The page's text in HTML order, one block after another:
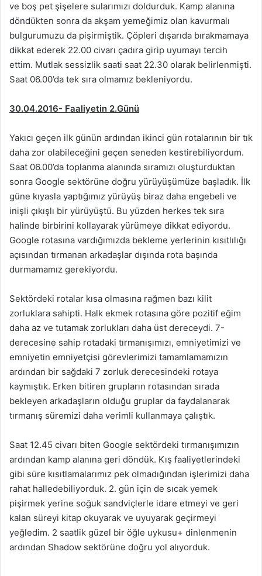
ve boş pet şişelere sularımızı doldurduk. Kamp alanına
döndükten sonra da akşam yemeğimiz olan kavurmalı
bulgurumuzu da pişirmiştik. Çöpleri dışarıda bırakmamaya
dikkat ederek 22.00 civarı çadıra girip uyumayı tercih
ettim. Mutlak sessizlik saati saat 22.30 olarak belirlenmişti.
Saat 06.00’da tek sıra olmamız bekleniyordu.
30.04.2016- Faaliyetin 2.Günü
Yakıcı geçen ilk günün ardından ikinci gün rotalarının bir tık
daha zor olabileceğini geçen seneden kestirebiliyordum.
Saat 06.00’da toplanma alanında sıramızı oluşturduktan
sonra Google sektörüne doğru yürüyüşümüze başladık. İlk
güne kıyasla yaptığımız yürüyüş biraz daha engebeli ve
inişli çıkışlı bir yürüyüştü. Bu yüzden herkes tek sıra
halinde birbirini kollayarak yürümeye dikkat ediyordu.
Google rotasına vardığımızda bekleme yerlerinin kısıtlılığı
açısından tırmanan arkadaşlar dışında rota başında
durmamamız gerekiyordu.
Sektördeki rotalar kısa olmasına rağmen bazı kilit
zorluklara sahipti. Halk ekmek rotasına göre pozitif eğim
daha az ve tutamak zorlukları daha üst dereceydi. 7-
derecesine sahip rotadaki tırmanışımızı, emniyetimizi ve
emniyetin emniyetçisi görevlerimizi tamamlamamızın
ardından bir sağdaki 7 zorluk derecesindeki rotaya
kaymıştık. Erken bitiren grupların rotasından sırada
bekleyen arkadaşların olduğu gruplar da faydalanarak
tırmanış süremizi daha verimli kullanmaya çalıştık.
Saat 12.45 civarı biten Google sektördeki tırmanışımızın
ardından kamp alanına geri döndük. Kış faaliyetlerindeki
gibi süre kısıtlamalarımız pek olmadığından işlerimizi daha
rahat halledebiliyorduk. 2. gün için de sıcak yemek
pişirmek yerine soğuk sandviçlerle idare etmeyi ve geri
kalan süreyi kitap okuyarak ve uyuyarak geçirmeyi
yeğledim. 2 saatlik güzel bir öğle uykusu+ dinlenmenin
ardından Shadow sektörüne doğru yol alıyorduk.